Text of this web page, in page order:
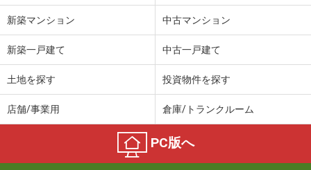
新築マンション 中古マンション
新築一戸建て 中古一戸建て
土地を探す 投資物件を探す
店舗/事業用 倉庫/トランクルーム
PC版へ